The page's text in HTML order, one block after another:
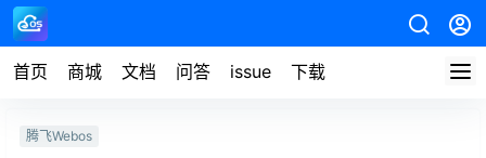
首页 商城 文档 问答 issue 下载
腾飞Webos